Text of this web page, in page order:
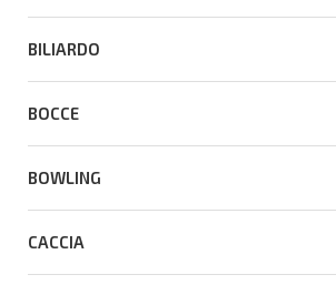
BILIARDO
BOCCE
BOWLING
CACCIA